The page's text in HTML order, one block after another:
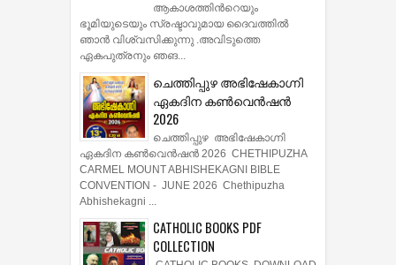
ആകാശത്തിന്‍റെയും
ഭൂമിയുടെയും സ്രഷ്ടാവുമായ ദൈവത്തില്‍
ഞാന്‍ വിശ്വസിക്കുന്നു .അവിടുത്തെ
ഏകപുത്രനും ഞങ...
ചെത്തിപ്പുഴ അഭിഷേകാഗ്നി
ഏകദിന കൺവെൻഷൻ
2026
ചെത്തിപ്പുഴ അഭിഷേകാഗ്നി
ഏകദിന കൺവെൻഷൻ 2026 CHETHIPUZHA
CARMEL MOUNT ABHISHEKAGNI BIBLE
CONVENTION - JUNE 2026 Chethipuzha
Abhishekagni ...
CATHOLIC BOOKS PDF
COLLECTION